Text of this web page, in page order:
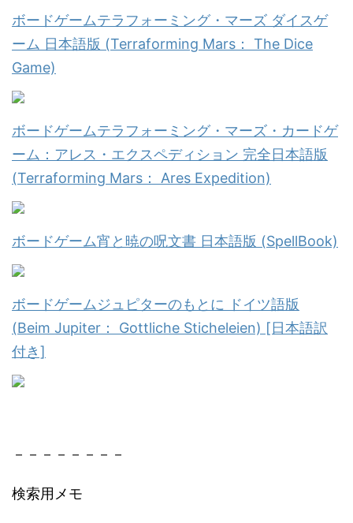
ボードゲームテラフォーミング・マーズ ダイスゲ
ーム 日本語版 (Terraforming Mars： The Dice
Game)
ボードゲームテラフォーミング・マーズ・カードゲ
ーム：アレス・エクスペディション 完全日本語版
(Terraforming Mars： Ares Expedition)
ボードゲーム宵と暁の呪文書 日本語版 (SpellBook)
ボードゲームジュピターのもとに ドイツ語版
(Beim Jupiter： Gottliche Sticheleien) [日本語訳
付き]
－－－－－－－－
検索用メモ